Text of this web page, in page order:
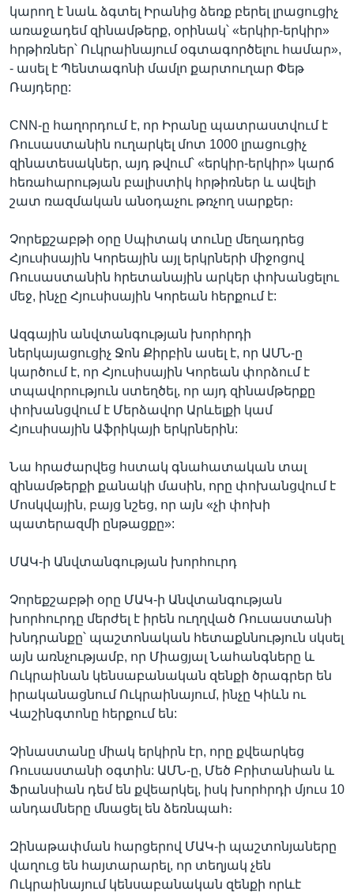
կարող է նաև ձգտել Իրանից ձեռք բերել լրացուցիչ
առաջադեմ զինամթերք, օրինակ՝ «երկիր-երկիր»
հրթիռներ՝ Ուկրաինայում օգտագործելու համար»,
- ասել է Պենտագոնի մամլո քարտուղար Փեթ
Ռայդերը:
CNN-ը հաղորդում է, որ Իրանը պատրաստվում է
Ռուսաստանին ուղարկել մոտ 1000 լրացուցիչ
զինատեսակներ, այդ թվում՝ «երկիր-երկիր» կարճ
հեռահարության բալիստիկ հրթիռներ և ավելի
շատ ռազմական անօդաչու թռչող սարքեր։
Չորեքշաբթի օրը Սպիտակ տունը մեղադրեց
Հյուսիսային Կորեային այլ երկրների միջոցով
Ռուսաստանին հրետանային արկեր փոխանցելու
մեջ, ինչը Հյուսիսային Կորեան հերքում է:
Ազգային անվտանգության խորհրդի
ներկայացուցիչ Ջոն Քիրբին ասել է, որ ԱՄՆ-ը
կարծում է, որ Հյուսիսային Կորեան փորձում է
տպավորություն ստեղծել, որ այդ զինամթերքը
փոխանցվում է Մերձավոր Արևելքի կամ
Հյուսիսային Աֆրիկայի երկրներին:
Նա հրաժարվեց հստակ գնահատական տալ
զինամթերքի քանակի մասին, որը փոխանցվում է
Մոսկվային, բայց նշեց, որ այն «չի փոխի
պատերազմի ընթացքը»:
ՄԱԿ-ի Անվտանգության խորհուրդ
Չորեքշաբթի օրը ՄԱԿ-ի Անվտանգության
խորհուրդը մերժել է իրեն ուղղված Ռուսաստանի
խնդրանքը՝ պաշտոնական հետաքննություն սկսել
այն առնչությամբ, որ Միացյալ Նահանգները և
Ուկրաինան կենսաբանական զենքի ծրագրեր են
իրականացնում Ուկրաինայում, ինչը Կիևն ու
Վաշինգտոնը հերքում են:
Չինաստանը միակ երկիրն էր, որը քվեարկեց
Ռուսաստանի օգտին: ԱՄՆ-ը, Մեծ Բրիտանիան և
Ֆրանսիան դեմ են քվեարկել, իսկ խորհրդի մյուս 10
անդամները մնացել են ձեռնպահ։
Զինաթափման հարցերով ՄԱԿ-ի պաշտոնյաները
վաղուց են հայտարարել, որ տեղյակ չեն
Ուկրաինայում կենսաբանական զենքի որևէ